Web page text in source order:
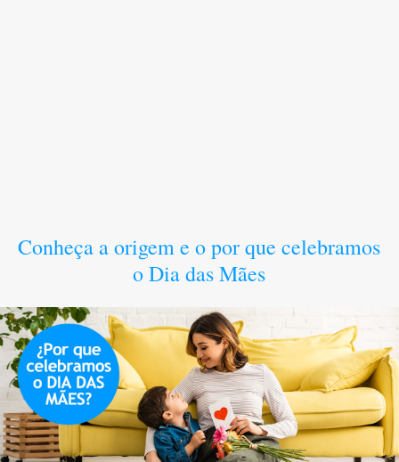
Conheça a origem e o por que celebramos
o Dia das Mães